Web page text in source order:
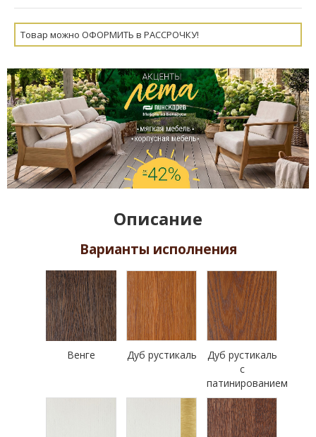
Товар можно ОФОРМИТЬ в РАССРОЧКУ!
Описание
Варианты исполнения
Венге Дуб рустикаль
Дуб рустикаль
с
патинированием